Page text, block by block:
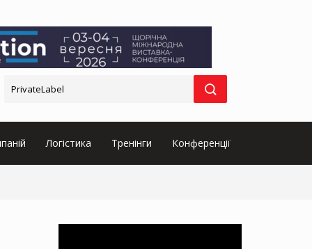
Логістика Тренінги Конференції